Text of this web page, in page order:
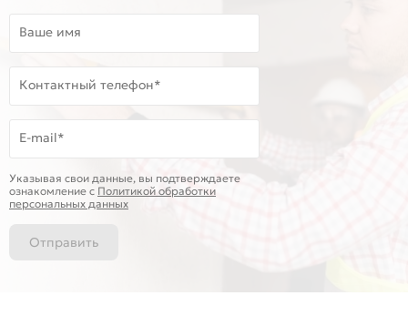
Ваше имя
Контактный телефон*
E-mail*
Указывая свои данные, вы подтверждаете
ознакомление c Политикой обработки
персональных данных
Отправить